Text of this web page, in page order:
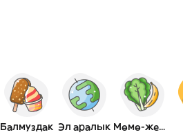
Балмуздак Эл аралык Мөмө-жемиш